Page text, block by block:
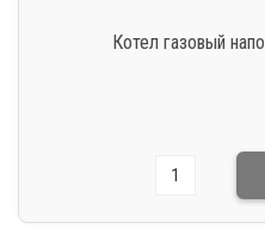
Котел газовый